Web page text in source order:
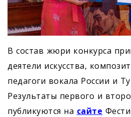
В состав жюри конкурса
деятели искусства,
педагоги вокала России и
Результаты первого и
публикуются на сайте